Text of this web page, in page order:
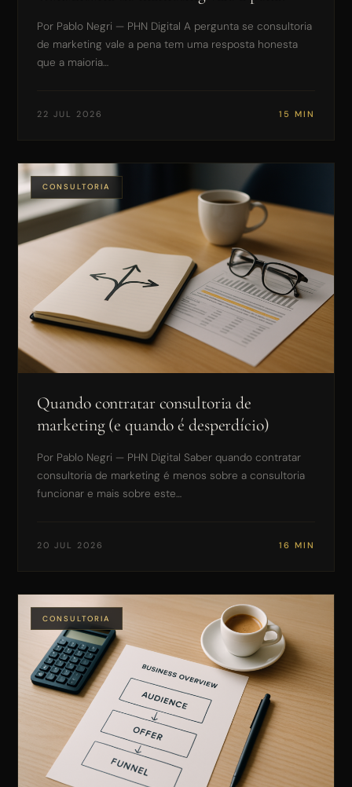
Posicionamento e SEO
Todas as opções
FATURAMENTO MENSAL DA EMPRESA
Até R$ 50 mil / mês
R$ 50 mil — R$ 150 mil / mês
R$ 150 mil — R$ 500 mil / mês
R$ 500 mil — R$ 2 milhões / mês
Acima de R$ 2 milhões / mês
ENVIAR E AGENDAR CONVERSA →
Por Pablo Negri — PHN Digital A pergunta se consultoria
de marketing vale a pena tem uma resposta honesta
que a maioria…
22 JUL 2026 15 MIN
CONSULTORIA
Quando contratar consultoria de
marketing (e quando é desperdício)
Por Pablo Negri — PHN Digital Saber quando contratar
consultoria de marketing é menos sobre a consultoria
funcionar e mais sobre este…
20 JUL 2026 16 MIN
CONSULTORIA